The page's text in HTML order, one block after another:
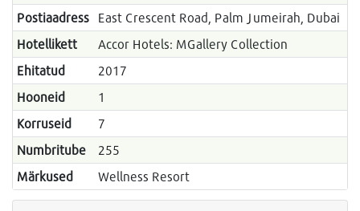
Postiaadress
East Crescent Road, Palm Jumeirah, Dubai
Hotellikett
Accor Hotels: MGallery Collection
Ehitatud
2017
Hooneid
1
Korruseid
7
Numbritube
255
Märkused
Wellness Resort